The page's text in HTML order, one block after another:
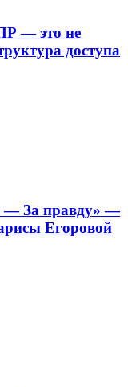
— это не
доступа
— За правду» —
Егоровой